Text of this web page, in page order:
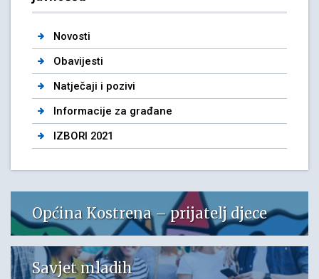
Novosti
Obavijesti
Natječaji i pozivi
Informacije za građane
IZBORI 2021
Općina Kostrena – prijatelj djece
Savjet mladih